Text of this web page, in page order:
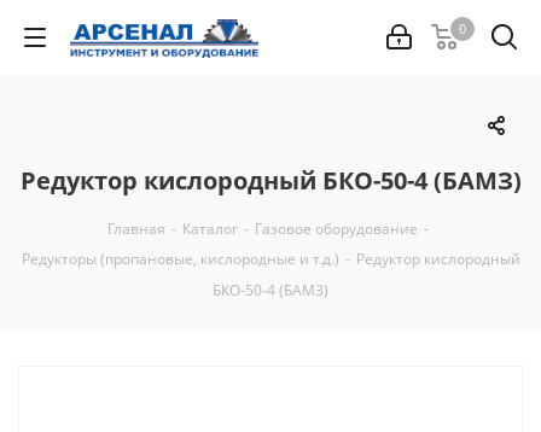
0
Редуктор кислородный БКО-50-4 (БАМЗ)
Главная - Каталог - Газовое оборудование -
Редукторы (пропановые, кислородные и т.д.) - Редуктор кислородный
БКО-50-4 (БАМЗ)